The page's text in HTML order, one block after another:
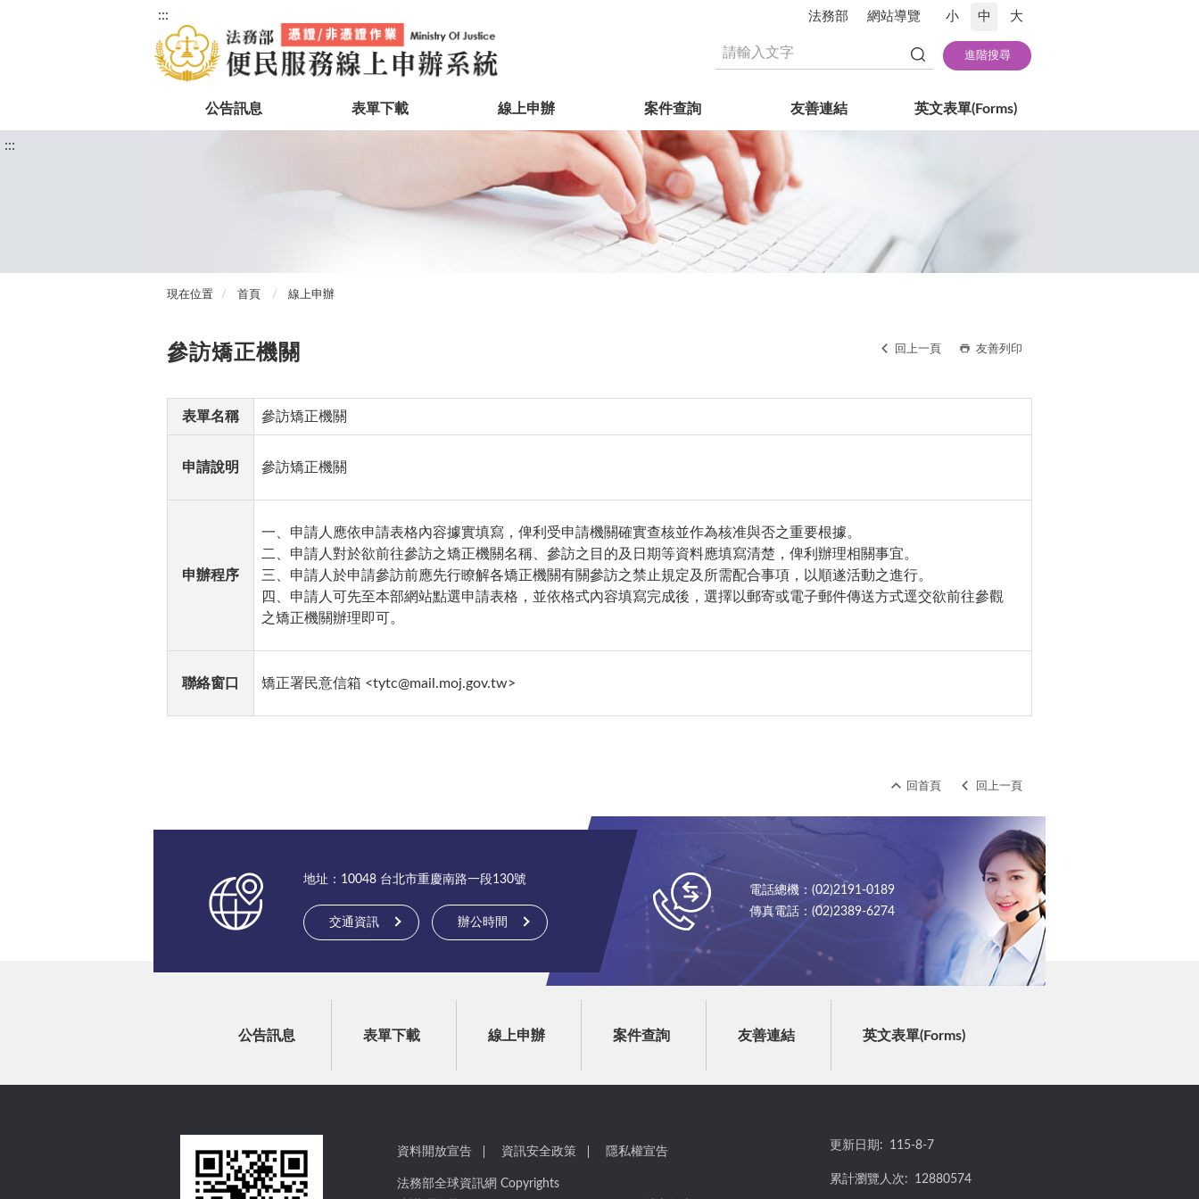
法務部 網站導覽 小 中 大
:::
公告訊息 表單下載 線上申辦 案件查詢 友善連結 英文表單(Forms)
:::
現在位置 首頁 線上申辦
參訪矯正機關 回上一頁 友善列印
表單名稱 參訪矯正機關
申請說明 參訪矯正機關
申辦程序
一、申請人應依申請表格內容據實填寫，俾利受申請機關確實查核並作為核准與否之重要根據。
二、申請人對於欲前往參訪之矯正機關名稱、參訪之目的及日期等資料應填寫清楚，俾利辦理相關事宜。
三、申請人於申請參訪前應先行瞭解各矯正機關有關參訪之禁止規定及所需配合事項，以順遂活動之進行。
四、申請人可先至本部網站點選申請表格，並依格式內容填寫完成後，選擇以郵寄或電子郵件傳送方式逕交欲前往參觀
之矯正機關辦理即可。
聯絡窗口 矯正署民意信箱 <tytc@mail.moj.gov.tw>
回首頁 回上一頁
地址：10048 台北市重慶南路一段130號
交通資訊 辦公時間
電話總機：(02)2191-0189
傳真電話：(02)2389-6274
公告訊息 表單下載 線上申辦 案件查詢 友善連結 英文表單(Forms)
資料開放宣告 資訊安全政策 隱私權宣告
法務部全球資訊網 Copyrights
更新日期: 115-8-7
累計瀏覽人次: 12880574